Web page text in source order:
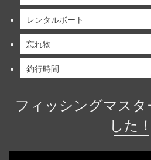
レンタルボート
忘れ物
釣行時間
フィッシングマスタ
した！